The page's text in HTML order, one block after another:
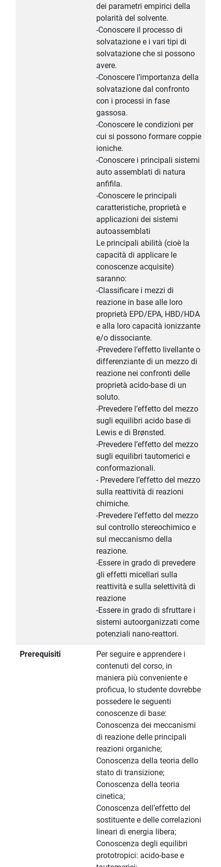
dei parametri empirici della
polarità del solvente.
-Conoscere il processo di
solvatazione e i vari tipi di
solvatazione che si possono
avere.
-Conoscere l’importanza della
solvatazione dal confronto
con i processi in fase
gassosa.
-Conoscere le condizioni per
cui si possono formare coppie
ioniche.
-Conoscere i principali sistemi
auto assemblati di natura
anfifila.
-Conoscere le principali
caratteristiche, proprietà e
applicazioni dei sistemi
autoassemblati
Le principali abilità (cioè la
capacità di applicare le
conoscenze acquisite)
saranno:
-Classificare i mezzi di
reazione in base alle loro
proprietà EPD/EPA, HBD/HDA
e alla loro capacità ionizzante
e/o dissociante.
-Prevedere l’effetto livellante o
differenziante di un mezzo di
reazione nei confronti delle
proprietà acido-base di un
soluto.
-Prevedere l’effetto del mezzo
sugli equilibri acido base di
Lewis e di Brønsted.
-Prevedere l’effetto del mezzo
sugli equilibri tautomerici e
conformazionali.
- Prevedere l’effetto del mezzo
sulla reattività di reazioni
chimiche.
-Prevedere l’effetto del mezzo
sul controllo stereochimico e
sul meccanismo della
reazione.
-Essere in grado di prevedere
gli effetti micellari sulla
reattività e sulla selettività di
reazione
-Essere in grado di sfruttare i
sistemi autoorganizzati come
potenziali nano-reattori.
Prerequisiti
Per seguire e apprendere i
contenuti del corso, in
maniera più conveniente e
proficua, lo studente dovrebbe
possedere le seguenti
conoscenze di base:
Conoscenza dei meccanismi
di reazione delle principali
reazioni organiche;
Conoscenza della teoria dello
stato di transizione;
Conoscenza della teoria
cinetica;
Conoscenza dell’effetto del
sostituente e delle correlazioni
lineari di energia libera;
Conoscenza degli equilibri
prototropici: acido-base e